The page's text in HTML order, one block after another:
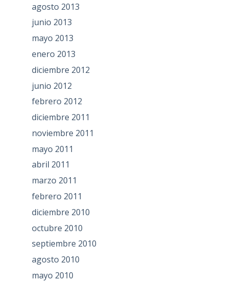
agosto 2013
junio 2013
mayo 2013
enero 2013
diciembre 2012
junio 2012
febrero 2012
diciembre 2011
noviembre 2011
mayo 2011
abril 2011
marzo 2011
febrero 2011
diciembre 2010
octubre 2010
septiembre 2010
agosto 2010
mayo 2010